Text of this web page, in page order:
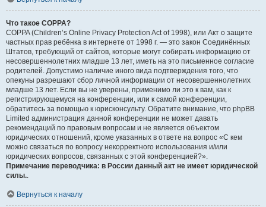
Что такое COPPA?
COPPA (Children’s Online Privacy Protection Act of 1998), или Акт о защите
частных прав ребёнка в интернете от 1998 г. — это закон Соединённых
Штатов, требующий от сайтов, которые могут собирать информацию от
несовершеннолетних младше 13 лет, иметь на это письменное согласие
родителей. Допустимо наличие иного вида подтверждения того, что
опекуны разрешают сбор личной информации от несовершеннолетних
младше 13 лет. Если вы не уверены, применимо ли это к вам, как к
регистрирующемуся на конференции, или к самой конференции,
обратитесь за помощью к юрисконсульту. Обратите внимание, что phpBB
Limited администрация данной конференции не может давать
рекомендаций по правовым вопросам и не является объектом
юридических отношений, кроме указанных в ответе на вопрос «С кем
можно связаться по вопросу некорректного использования и/или
юридических вопросов, связанных с этой конференцией?».
Примечание переводчика: в России данный акт не имеет юридической
силы..
Вернуться к началу